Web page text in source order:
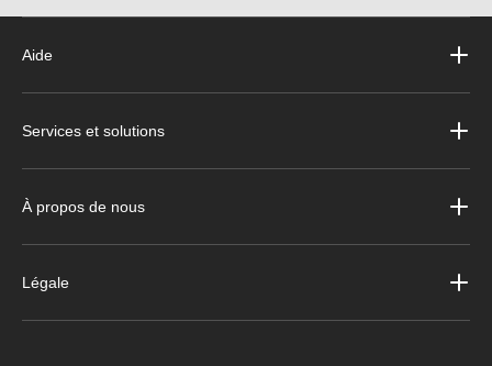
Aide
Services et solutions
À propos de nous
Légale